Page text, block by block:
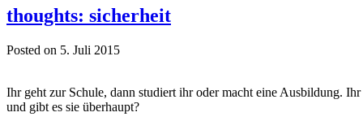
thoughts: sicherheit
Posted on 5. Juli 2015
Ihr geht zur Schule, dann studiert ihr oder macht eine Ausbildung.
und gibt es sie überhaupt?